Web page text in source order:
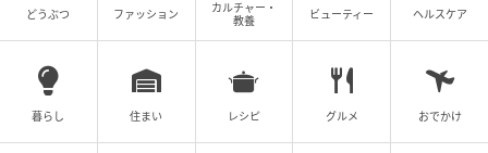
の記事をもっとみる
どうぶつ ファッション
カルチャー・
教養
ビューティー ヘルスケア
暮らし 住まい レシピ グルメ おでかけ